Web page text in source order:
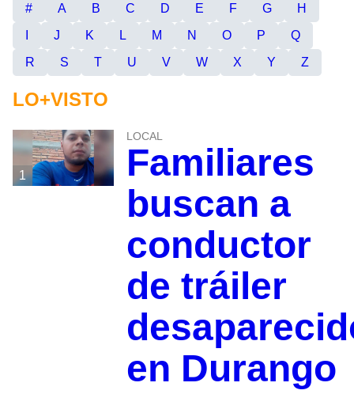
# A B C D E F G
H
J K L M N O P
Q
R
S T U V W X Y Z
LO+VISTO
1
LOCAL
Familiares
buscan a
conductor
de tráiler
en Durango